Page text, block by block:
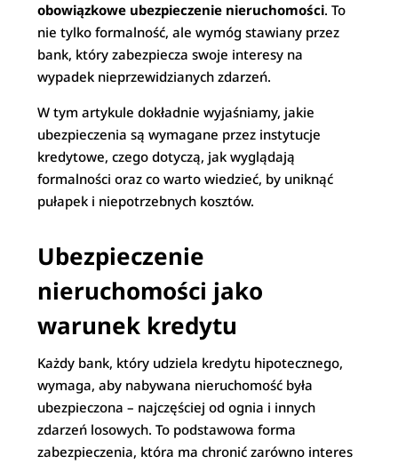
obowiązkowe ubezpieczenie nieruchomości. To
nie tylko formalność, ale wymóg stawiany przez
bank, który zabezpiecza swoje interesy na
wypadek nieprzewidzianych zdarzeń.
W tym artykule dokładnie wyjaśniamy, jakie
ubezpieczenia są wymagane przez instytucje
kredytowe, czego dotyczą, jak wyglądają
formalności oraz co warto wiedzieć, by uniknąć
pułapek i niepotrzebnych kosztów.
Ubezpieczenie
nieruchomości jako
warunek kredytu
Każdy bank, który udziela kredytu hipotecznego,
wymaga, aby nabywana nieruchomość była
ubezpieczona – najczęściej od ognia i innych
zdarzeń losowych. To podstawowa forma
zabezpieczenia, która ma chronić zarówno interes